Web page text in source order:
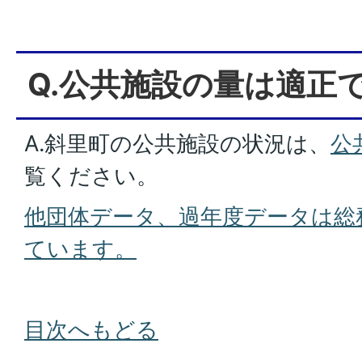
Q.公共施設の量は適正
A.斜里町の公共施設の状況は、 公
覧ください。
他団体データ、過年度データは
ています。
目次へもどる